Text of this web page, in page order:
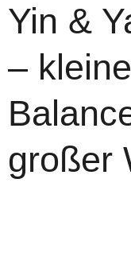
Yin &
– kleine
großer